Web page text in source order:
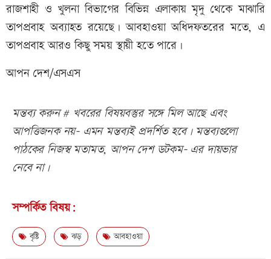
রাজশাহী ও খুলনা বিভাগের বিভিন্ন এলাকায় মৃদু থেকে মাঝারি
তাপপ্রবাহ অব্যাহত রয়েছে। আবহাওয়া অধিদফতরের মতে, এ
তাপপ্রবাহ আরও কিছু সময় স্থায়ী হতে পারে।
আপন দেশ/এসএস
মন্তব্য করুন # খবরের বিষয়বস্তুর সঙ্গে মিল আছে এবং
আপত্তিজনক নয়- এমন মন্তব্যই প্রদর্শিত হবে। মন্তব্যগুলো
পাঠকের নিজস্ব মতামত, আপন দেশ ডটকম- এর দায়ভার
নেবে না।
সম্পর্কিত বিষয়:
বৃষ্টি ঝড় আবহাওয়া